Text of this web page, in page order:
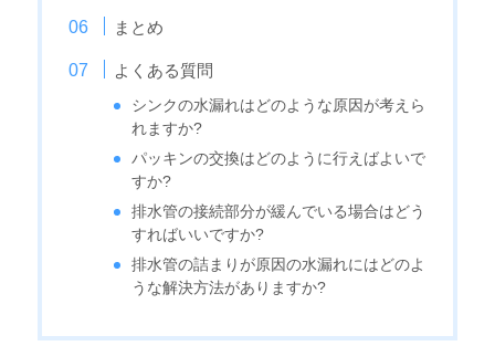
まとめ
よくある質問
シンクの水漏れはどのような原因が考えら
れますか?
パッキンの交換はどのように行えばよいで
すか?
排水管の接続部分が緩んでいる場合はどう
すればいいですか?
排水管の詰まりが原因の水漏れにはどのよ
うな解決方法がありますか?